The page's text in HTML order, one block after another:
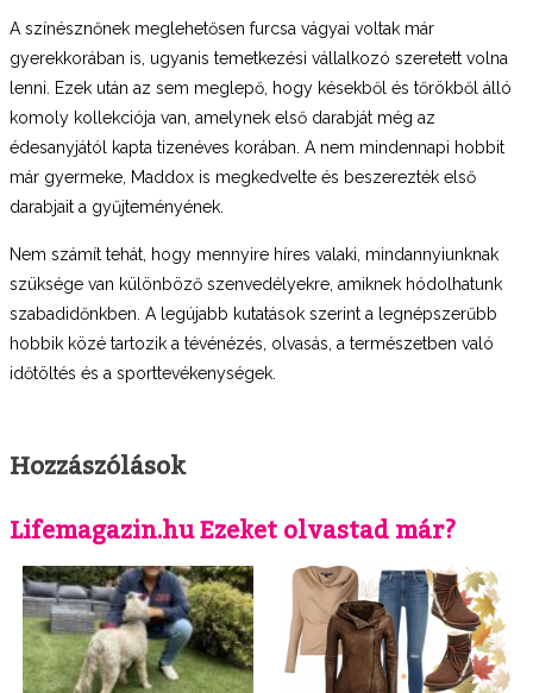
A színésznőnek meglehetősen furcsa vágyai voltak már
gyerekkorában is, ugyanis temetkezési vállalkozó szeretett volna
lenni. Ezek után az sem meglepő, hogy késekből és tőrökből álló
komoly kollekciója van, amelynek első darabját még az
édesanyjától kapta tizenéves korában. A nem mindennapi hobbit
már gyermeke, Maddox is megkedvelte és beszerezték első
darabjait a gyűjteményének.
Nem számít tehát, hogy mennyire híres valaki, mindannyiunknak
szüksége van különböző szenvedélyekre, amiknek hódolhatunk
szabadidőnkben. A legújabb kutatások szerint a legnépszerűbb
hobbik közé tartozik a tévénézés, olvasás, a természetben való
időtöltés és a sporttevékenységek.
Hozzászólások
Lifemagazin.hu Ezeket olvastad már?